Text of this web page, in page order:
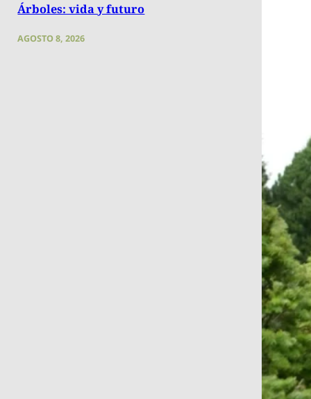
Árboles: vida y futuro
AGOSTO 8, 2026